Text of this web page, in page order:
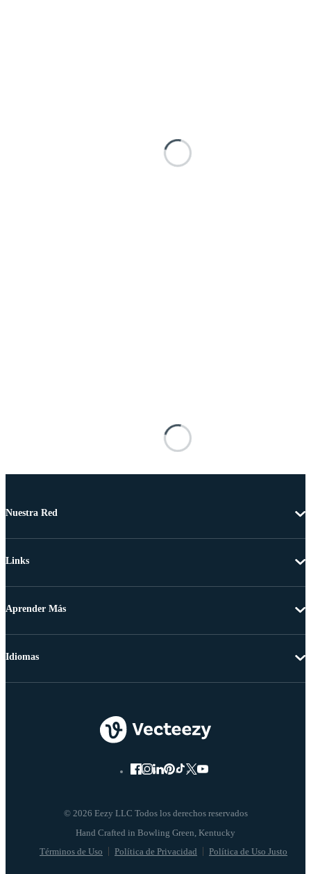
Nuestra Red
Links
Aprender Más
© 2026 Eezy LLC Todos los derechos reservados
Términos de Uso Política de Privacidad Política de Uso Justo
Idiomas